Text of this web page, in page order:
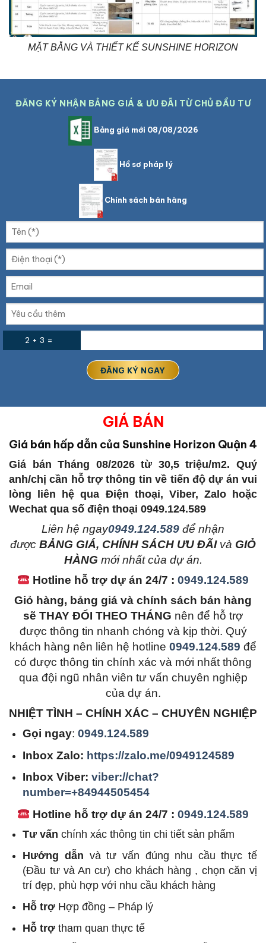
MẶT BẰNG VÀ THIẾT KẾ SUNSHINE HORIZON
ĐĂNG KÝ NHẬN BẢNG GIÁ & ƯU ĐÃI TỪ CHỦ ĐẦU TƯ
Bảng giá mới 08/08/2026
Hồ sơ pháp lý
Chính sách bán hàng
2 + 3 =
GIÁ BÁN
Giá bán hấp dẫn của Sunshine Horizon Quận 4
Giá bán Tháng 08/2026 từ 30,5 triệu/m2. Quý
anh/chị cần hỗ trợ thông tin về tiến độ dự án vui
lòng liên hệ qua Điện thoại, Viber, Zalo hoặc
Wechat qua số điện thoại 0949.124.589
Liên hệ ngay0949.124.589 để nhận
được BẢNG GIÁ, CHÍNH SÁCH ƯU ĐÃIvà GIỎ
HÀNG mới nhất của dự án.
Hotline hỗ trợ dự án 24/7 :0949.124.589
Giỏ hàng, bảng giá và chính sách bán hàng
sẽ THAY ĐỔI THEO THÁNG nên để hỗ trợ
được thông tin nhanh chóng và kịp thời. Quý
khách hàng nên liên hệ hotline 0949.124.589 để
có được thông tin chính xác và mới nhất thông
qua đội ngũ nhân viên tư vấn chuyên nghiệp
của dự án.
NHIỆT TÌNH – CHÍNH XÁC – CHUYÊN NGHIỆP
Gọi ngay:0949.124.589
Inbox Zalo: https://zalo.me/0949124589
Inbox Viber:viber://chat?
number=+84944505454
Hotline hỗ trợ dự án 24/7 :0949.124.589
Tư vấn chính xác thông tin chi tiết sản phẩm
Hướng dẫn và tư vấn đúng nhu cầu thực tế
(Đầu tư và An cư) cho khách hàng , chọn căn vị
trí đẹp, phù hợp với nhu cầu khách hàng
Hỗ trợ Hợp đồng – Pháp lý
Hỗ trợtham quan thực tế